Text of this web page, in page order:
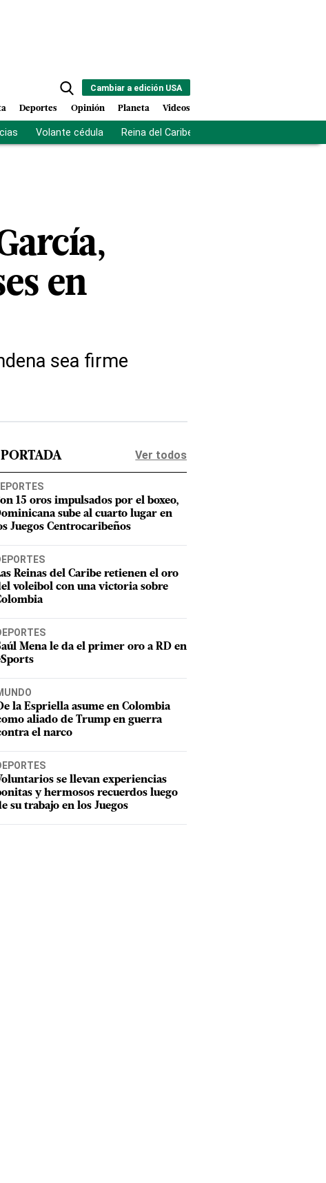
Cambiar a edición USA
Deportes Opinión Planeta Videos
Volante cédula Reina del Caribe
en
sea firme
Ver todos
15 oros impulsados por el boxeo,
sube al cuarto lugar en
Juegos Centrocaribeños
Reinas del Caribe retienen el oro
voleibol con una victoria sobre
Mena le da el primer oro a RD en
la Espriella asume en Colombia
aliado de Trump en guerra
el narco
se llevan experiencias
y hermosos recuerdos luego
su trabajo en los Juegos